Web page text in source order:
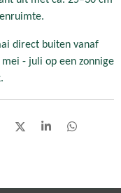
direct buiten vanaf
mei - juli op een zonnige
D
S
D